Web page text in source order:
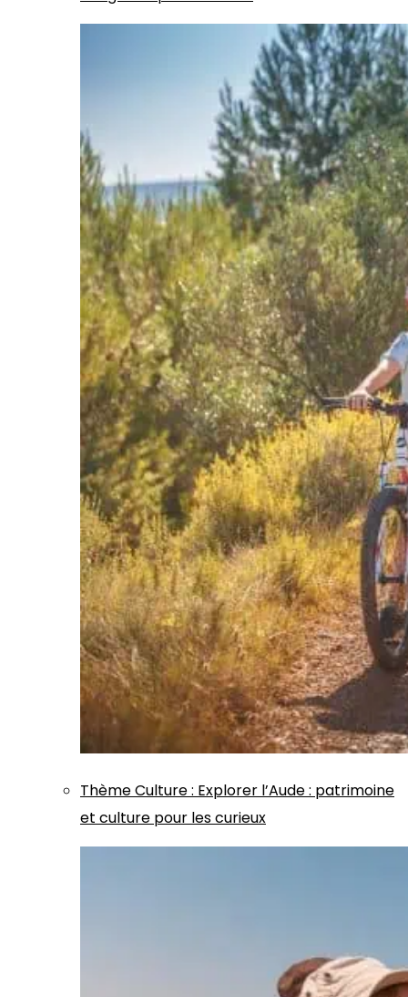
ThèmeCulture: Explorer l’Aude : patrimoine
et culture pour les curieux